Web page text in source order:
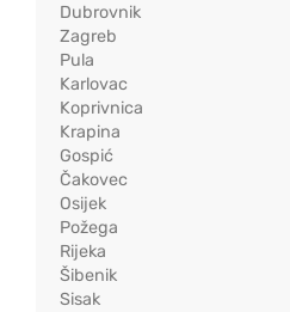
Dubrovnik
Zagreb
Pula
Karlovac
Koprivnica
Krapina
Gospić
Čakovec
Osijek
Požega
Rijeka
Šibenik
Sisak